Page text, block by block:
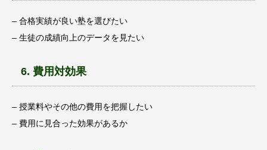
– 合格実績が良い塾を選びたい
– 生徒の成績向上のデータを見たい
6. 費用対効果
– 授業料やその他の費用を把握したい
– 費用に見合った効果があるか